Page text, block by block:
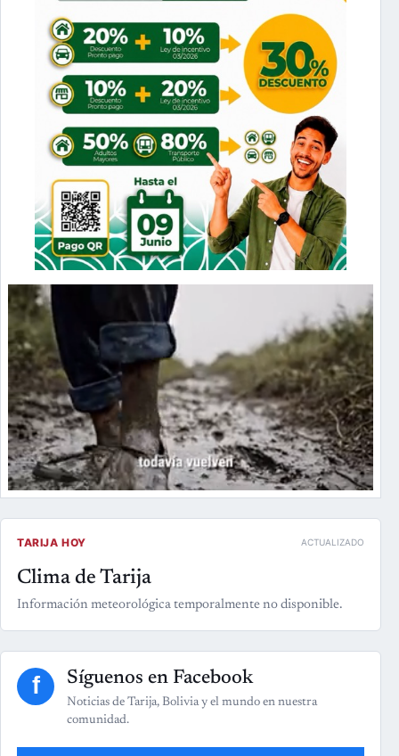
TARIJA HOY ACTUALIZADO
Clima de Tarija
Información meteorológica temporalmente no disponible.
f Síguenos en Facebook
Noticias de Tarija, Bolivia y el mundo en nuestra
comunidad.